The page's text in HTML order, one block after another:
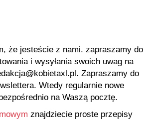
że jesteście z nami. zapraszamy do
i wysyłania swoich uwag na
Zapraszamy do
Wtedy regularnie nowe
na Waszą pocztę.
znajdziecie proste przepisy